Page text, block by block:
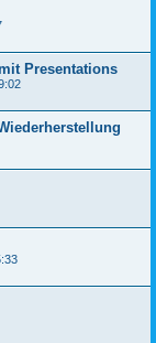
Presentations